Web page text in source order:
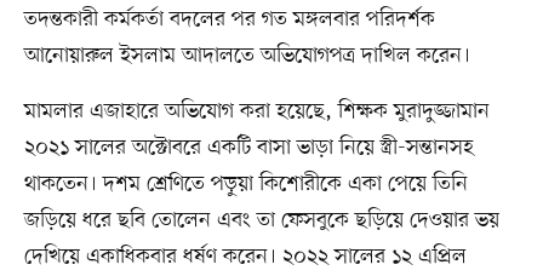
তদন্তকারী কর্মকর্তা বদলের পর গত মঙ্গলবার পরিদর্শক
আনোয়ারুল ইসলাম আদালতে অভিযোগপত্র দাখিল করেন।
মামলার এজাহারে অভিযোগ করা হয়েছে, শিক্ষক মুরাদুজ্জামান
২০২১ সালের অক্টোবরে একটি বাসা ভাড়া নিয়ে স্ত্রী-সন্তানসহ
থাকতেন। দশম শ্রেণিতে পড়ুয়া কিশোরীকে একা পেয়ে তিনি
জড়িয়ে ধরে ছবি তোলেন এবং তা ফেসবুকে ছড়িয়ে দেওয়ার ভয়
দেখিয়ে একাধিকবার ধর্ষণ করেন। ২০২২ সালের ১২ এপ্রিল